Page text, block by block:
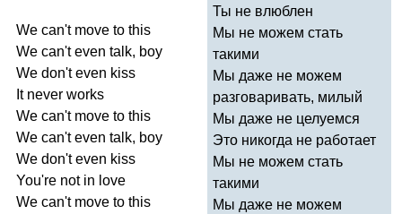
We can't move to this
We can't even talk, boy
We don't even kiss
It never works
We can't move to this
We can't even talk, boy
We don't even kiss
You're not in love
We can't move to this
Ты не влюблен
Мы не можем стать
такими
Мы даже не можем
разговаривать, милый
Мы даже не целуемся
Это никогда не работает
Мы не можем стать
такими
Мы даже не можем